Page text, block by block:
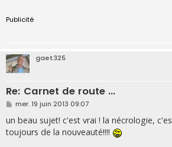
Publicité
gaet325
Re: Carnet de route ...
M
s
s
a
mer. 19 juin 2013 09:07
un beau sujet! c'est vrai ! la nécrologie,
toujours de la nouveauté!!!!